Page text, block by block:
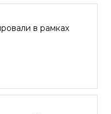
в рамках